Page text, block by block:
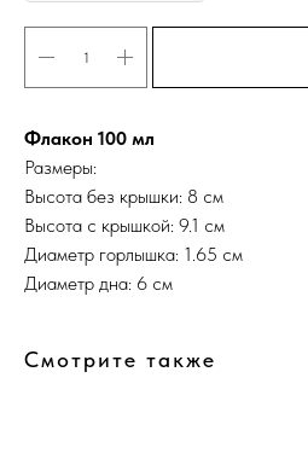
Флакон 100 мл
Размеры:
Высота без крышки: 8 см
Высота с крышкой: 9.1 см
Диаметр горлышка: 1.65 см
Диаметр дна: 6 см
Смотрите также